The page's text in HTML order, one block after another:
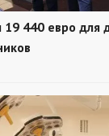
19 440 евро для